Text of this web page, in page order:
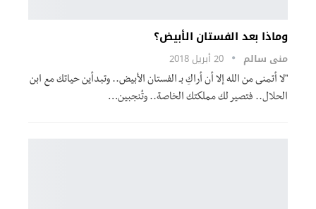
وماذا بعد الفستان الأبيض؟
منى سالم 20 أبريل 2018
"لا أتمنى من الله إلا أن أراكِ بـ الفستان الأبيض.. وتبدأين حياتك مع ابن
الحلال.. فتصير لك مملكتك الخاصة.. وتُنجبين…